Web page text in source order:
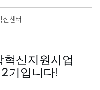
신센터
신지원사업
기입니다!